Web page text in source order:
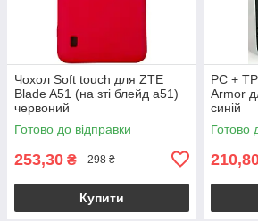
Чохол Soft touch для ZTE
Blade A51 (на зті блейд а51)
червоний
Готово до відправки
253,30 ₴ 298 ₴
Купити
PC +
Armor
синій
Готово